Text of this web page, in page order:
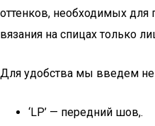
оттенков, необходимых для
вязания на спицах только
Для удобства мы введем
‘LP’ — передний шов,.